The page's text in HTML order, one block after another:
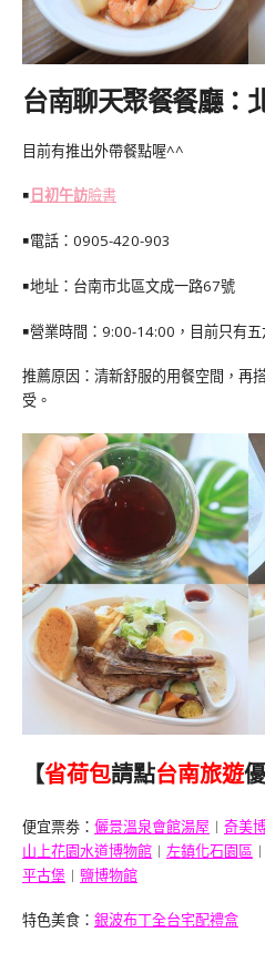
台南聊天聚餐餐廳：
目前有推出外帶餐點喔^^
￭日初午訪臉書
￭電話：0905-420-903
￭地址：台南市北區文成一路67號
￭營業時間：9:00-14:00，目前只有
推薦原因：清新舒服的用餐空間，再
受。
【省荷包請點台南旅遊
便宜票劵： 儷景溫泉會館湯屋 ︱ 奇美
山上花園水道博物館 ︱ 左鎮化石園區 ︱
平古堡 ︱ 鹽博物館
特色美食： 銀波布丁全台宅配禮盒